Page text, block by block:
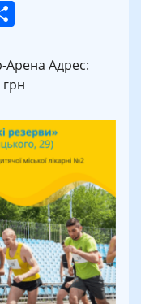
Арена Адрес: